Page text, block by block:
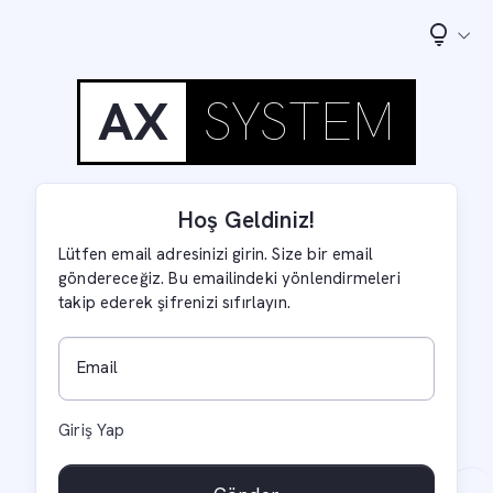
AX SYSTEM
Hoş Geldiniz!
Lütfen email adresinizi girin. Size bir email
göndereceğiz. Bu emailindeki yönlendirmeleri
takip ederek şifrenizi sıfırlayın.
Email
Giriş Yap